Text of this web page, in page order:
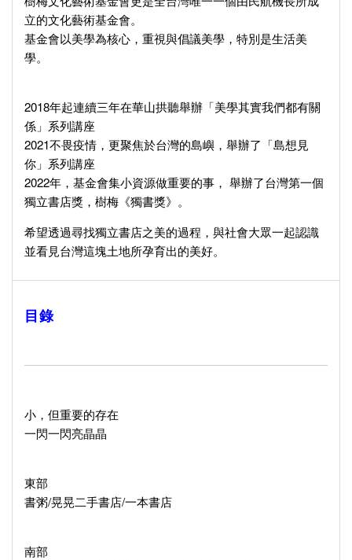
立的文化藝術基金會。
基金會以美學為核心，重視與倡議美學，特別是生活美
學。
2018年起連續三年在華山拱聽舉辦「美學其實我們都有關
係」系列講座
2021不畏疫情，更聚焦於台灣的島嶼，舉辦了「島想見
你」系列講座
2022年，基金會集小資源做重要的事， 舉辦了台灣第一個
獨立書店獎，樹梅《獨書獎》。
希望透過尋找獨立書店之美的過程，與社會大眾一起認識
並看見台灣這塊土地所孕育出的美好。
目錄
小，但重要的存在
一閃一閃亮晶晶
東部
書粥/晃晃二手書店/一本書店
南部